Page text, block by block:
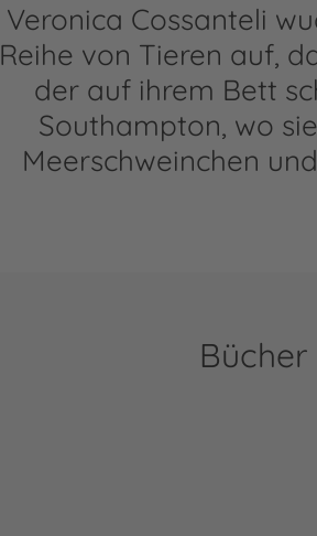
Veronica Cossanteli
Reihe von Tieren auf,
der auf ihrem Bett
Southampton, wo
Meerschweinchen